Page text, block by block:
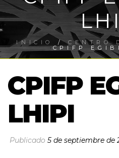
INICIO /CENTRO
CPIFP
CPIFP
LHIPI
Publicado 5 de septiembre de